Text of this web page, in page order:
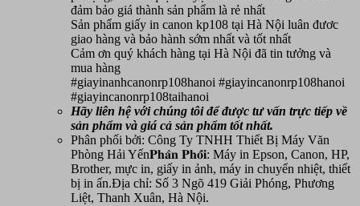
đảm bảo giá thành sản phẩm là rẻ nhất
Sản phẩm giấy in canon kp108 tại Hà Nội luân đươc
giao hàng và bảo hành sớm nhất và tốt nhất
Cảm ơn quý khách hàng tại Hà Nội đã tin tưởng và
mua hàng
#giayinanhcanonrp108hanoi #giayincanonrp108hanoi
#giayincanonrp108taihanoi
Hãy liên hệ với chúng tôi để được tư vấn trực tiếp về
sản phẩm và giá cả sản phẩm tốt nhất.
Phân phối bởi: Công Ty TNHH Thiết Bị Máy Văn
Phòng Hải Yến𝐏𝐡𝐚̂𝐧 𝐏𝐡𝐨̂́𝐢: Máy in Epson, Canon, HP,
Brother, mực in, giấy in ảnh, máy in chuyển nhiệt, thiết
bị in ấn.Địa chỉ: Số 3 Ngõ 419 Giải Phóng, Phương
Liệt, Thanh Xuân, Hà Nội.